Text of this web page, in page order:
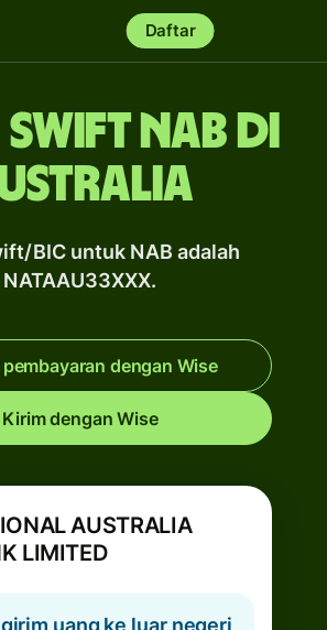
Daftar
NAB di
BIC untuk NAB adalah
NATAAU33XXX.
dengan Wise
Kirim dengan Wise
AUSTRALIA
LIMITED
uang ke luar negeri